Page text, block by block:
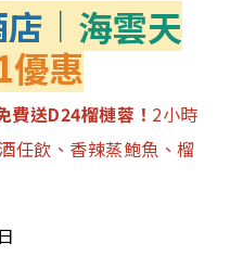
｜ 海雲天
優惠
送D24榴槤蓉！ 2小時
任飲、香辣蒸鮑魚、榴